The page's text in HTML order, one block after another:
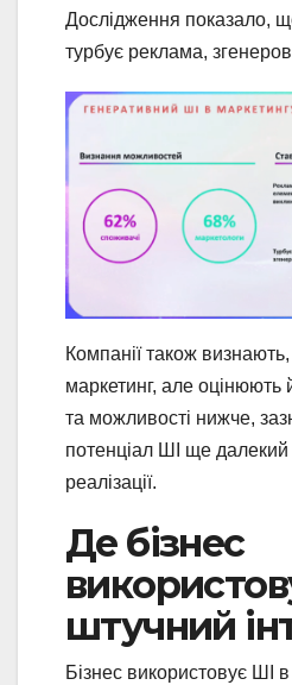
Дослідження показало,
турбує реклама,
Компанії також
маркетинг, але оцінюють
та можливості нижче,
потенціал ШІ ще далекий
реалізації.
Де бізнес
штучний
Бізнес використовує ШІ